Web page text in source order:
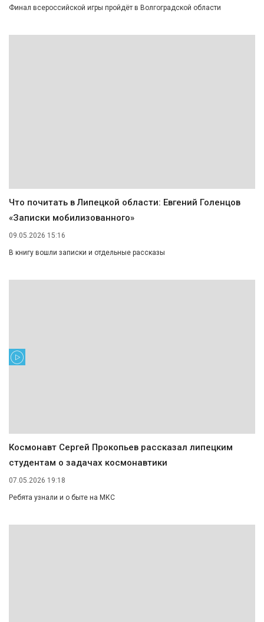
Финал всероссийской игры пройдёт в Волгоградской области
Что почитать в Липецкой области: Евгений Голенцов
«Записки мобилизованного»
09.05.2026 15:16
В книгу вошли записки и отдельные рассказы
Космонавт Сергей Прокопьев рассказал липецким
студентам о задачах космонавтики
07.05.2026 19:18
Ребята узнали и о быте на МКС